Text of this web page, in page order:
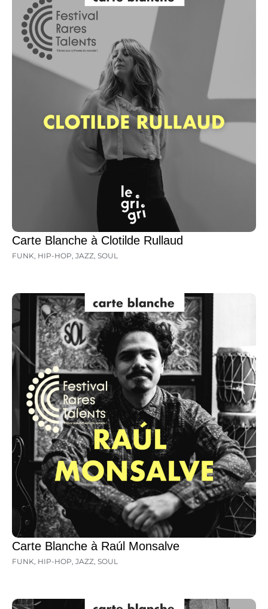
Carte Blanche à Clotilde Rullaud
FUNK, HIP-HOP, JAZZ, SOUL
Carte Blanche à Raúl Monsalve
FUNK, HIP-HOP, JAZZ, SOUL